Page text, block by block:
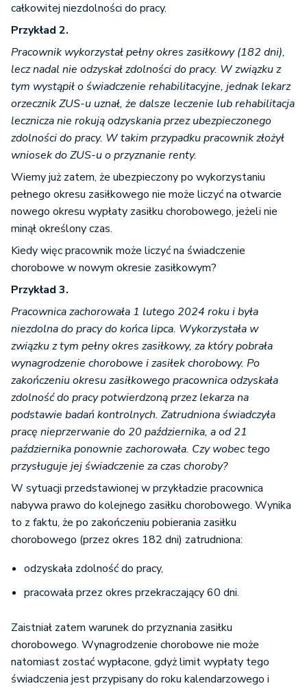
całkowitej niezdolności do pracy.
Przykład 2.
Pracownik wykorzystał pełny okres zasiłkowy (182 dni),
lecz nadal nie odzyskał zdolności do pracy. W związku z
tym wystąpił o świadczenie rehabilitacyjne, jednak lekarz
orzecznik ZUS-u uznał, że dalsze leczenie lub rehabilitacja
lecznicza nie rokują odzyskania przez ubezpieczonego
zdolności do pracy. W takim przypadku pracownik złożył
wniosek do ZUS-u o przyznanie renty.
Wiemy już zatem, że ubezpieczony po wykorzystaniu
pełnego okresu zasiłkowego nie może liczyć na otwarcie
nowego okresu wypłaty zasiłku chorobowego, jeżeli nie
minął określony czas.
Kiedy więc pracownik może liczyć na świadczenie
chorobowe w nowym okresie zasiłkowym?
Przykład 3.
Pracownica zachorowała 1 lutego 2024 roku i była
niezdolna do pracy do końca lipca. Wykorzystała w
związku z tym pełny okres zasiłkowy, za który pobrała
wynagrodzenie chorobowe i zasiłek chorobowy. Po
zakończeniu okresu zasiłkowego pracownica odzyskała
zdolność do pracy potwierdzoną przez lekarza na
podstawie badań kontrolnych. Zatrudniona świadczyła
pracę nieprzerwanie do 20 października, a od 21
października ponownie zachorowała. Czy wobec tego
przysługuje jej świadczenie za czas choroby?
W sytuacji przedstawionej w przykładzie pracownica
nabywa prawo do kolejnego zasiłku chorobowego. Wynika
to z faktu, że po zakończeniu pobierania zasiłku
chorobowego (przez okres 182 dni) zatrudniona:
odzyskała zdolność do pracy,
pracowała przez okres przekraczający 60 dni.
Zaistniał zatem warunek do przyznania zasiłku
chorobowego. Wynagrodzenie chorobowe nie może
natomiast zostać wypłacone, gdyż limit wypłaty tego
świadczenia jest przypisany do roku kalendarzowego i